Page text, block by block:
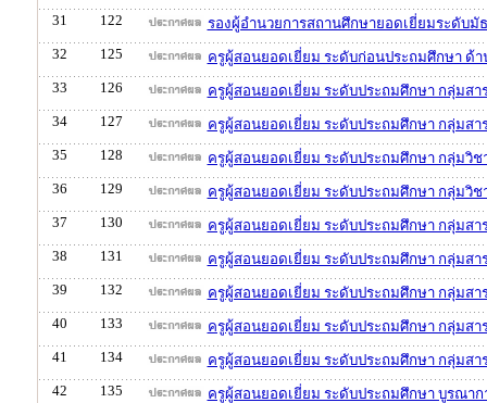
31
122
รองผู้อำนวยการสถานศึกษายอดเยี่ยมระดับ
32
125
ครูผู้สอนยอดเยี่ยม ระดับก่อนประถมศึกษา ด้า
33
126
ครูผู้สอนยอดเยี่ยม ระดับประถมศึกษา กลุ่มสา
34
127
ครูผู้สอนยอดเยี่ยม ระดับประถมศึกษา กลุ่มส
35
128
ครูผู้สอนยอดเยี่ยม ระดับประถมศึกษา กลุ่มวิ
36
129
ครูผู้สอนยอดเยี่ยม ระดับประถมศึกษา กลุ่มวิ
37
130
ครูผู้สอนยอดเยี่ยม ระดับประถมศึกษา กลุ่มส
38
131
ครูผู้สอนยอดเยี่ยม ระดับประถมศึกษา กลุ่มส
39
132
ครูผู้สอนยอดเยี่ยม ระดับประถมศึกษา กลุ่มส
40
133
ครูผู้สอนยอดเยี่ยม ระดับประถมศึกษา กลุ่มสา
41
134
ครูผู้สอนยอดเยี่ยม ระดับประถมศึกษา กลุ่มสา
42
135
ครูผู้สอนยอดเยี่ยม ระดับประถมศึกษา บูรณาก